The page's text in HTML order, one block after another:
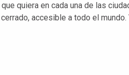
quiera en cada una de las
accesible a todo el mundo.